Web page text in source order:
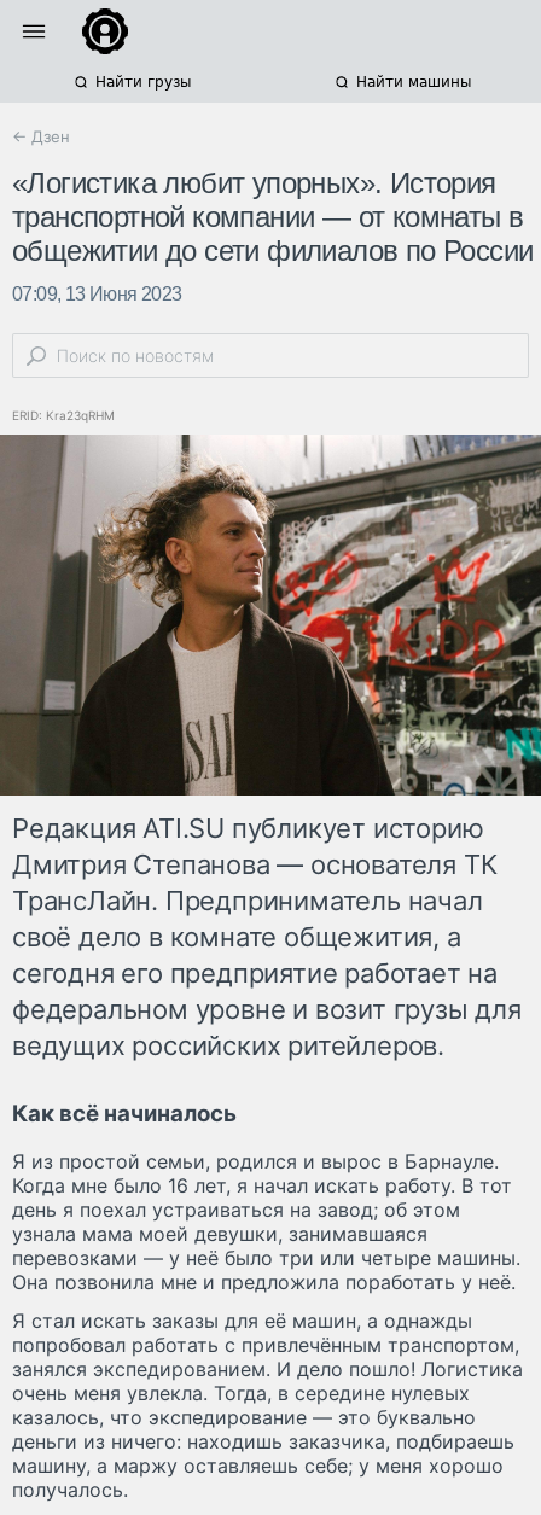
Найти грузы Найти машины
← Дзен
«Логистика любит упорных». История
транспортной компании — от комнаты в
общежитии до сети филиалов по России
07:09, 13 Июня 2023
ERID: Kra23qRHM
Редакция ATI.SU публикует историю
Дмитрия Степанова — основателя ТК
ТрансЛайн. Предприниматель начал
своё дело в комнате общежития, а
сегодня его предприятие работает на
федеральном уровне и возит грузы для
ведущих российских ритейлеров.
Как всё начиналось
Я из простой семьи, родился и вырос в Барнауле.
Когда мне было 16 лет, я начал искать работу. В тот
день я поехал устраиваться на завод; об этом
узнала мама моей девушки, занимавшаяся
перевозками — у неё было три или четыре машины.
Она позвонила мне и предложила поработать у неё.
Я стал искать заказы для её машин, а однажды
попробовал работать с привлечённым транспортом,
занялся экспедированием. И дело пошло! Логистика
очень меня увлекла. Тогда, в середине нулевых
казалось, что экспедирование — это буквально
деньги из ничего: находишь заказчика, подбираешь
машину, а маржу оставляешь себе; у меня хорошо
получалось.